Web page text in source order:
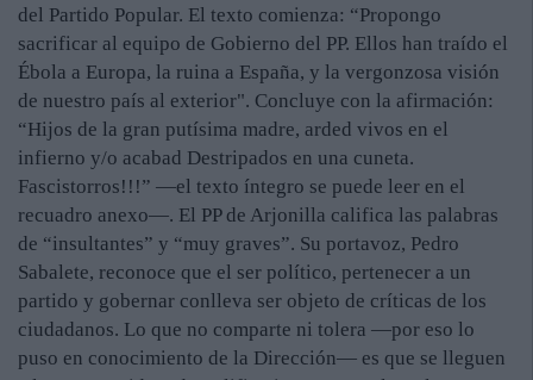
del Partido Popular. El texto comienza: “Propongo
sacrificar al equipo de Gobierno del PP. Ellos han traído el
Ébola a Europa, la ruina a España, y la vergonzosa visión
de nuestro país al exterior". Concluye con la afirmación:
“Hijos de la gran putísima madre, arded vivos en el
infierno y/o acabad Destripados en una cuneta.
Fascistorros!!!” —el texto íntegro se puede leer en el
recuadro anexo—. El PP de Arjonilla califica las palabras
de “insultantes” y “muy graves”. Su portavoz, Pedro
Sabalete, reconoce que el ser político, pertenecer a un
partido y gobernar conlleva ser objeto de críticas de los
ciudadanos. Lo que no comparte ni tolera —por eso lo
puso en conocimiento de la Dirección— es que se lleguen